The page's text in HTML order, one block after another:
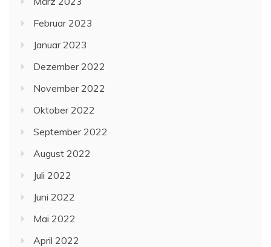
Februar 2023
Januar 2023
Dezember 2022
November 2022
Oktober 2022
September 2022
August 2022
Juli 2022
Juni 2022
Mai 2022
April 2022